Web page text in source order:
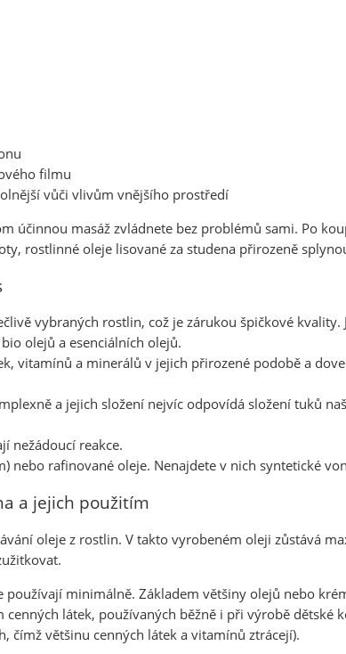
filmu
vůči vlivům vnějšího prostředí
účinnou masáž zvládnete bez problémů sami. Po
rostlinné oleje lisované za studena přirozeně
vybraných rostlin, což je zárukou špičkové kvality.
olejů a esenciálních olejů.
vitamínů a minerálů v jejich přirozené podobě a
a jejich složení nejvíc odpovídá složení tuků
nežádoucí reakce.
rafinované oleje. Nenajdete v nich syntetické
a jejich použitím
oleje z rostlin. V takto vyrobeném oleji zůstává
používají minimálně. Základem většiny olejů nebo
látek, používaných běžně i při výrobě dětské
čímž většinu cenných látek a vitamínů ztrácejí).